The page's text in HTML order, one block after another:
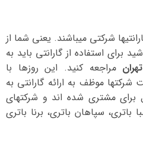
شرکتی میباشند. یعنی شما از
برای استفاده از گارانتی باید به
مراجعه کنید. این روزها با
موظف به ارائه گارانتی به
مشتری شده اند و شرکتهای
باتری، سپاهان باتری، برنا باتری